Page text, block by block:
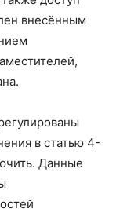
внесённым
в статью 4-
Данные